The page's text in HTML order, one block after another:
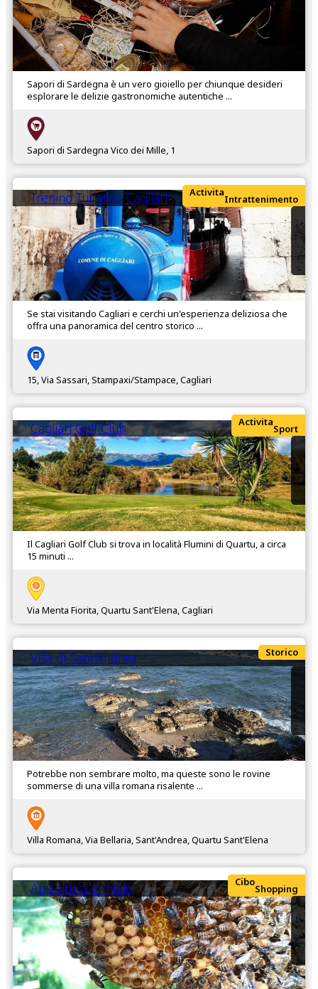
Sapori di Sardegna è un vero gioiello per chiunque desideri
esplorare le delizie gastronomiche autentiche ...
Sapori di Sardegna Vico dei Mille, 1
Trenino Turistico Cagliari
Se stai visitando Cagliari e cerchi un'esperienza deliziosa che
offra una panoramica del centro storico ...
15, Via Sassari, Stampaxi/Stampace, Cagliari
Activita
Intrattenimento
Cagliari Golf Club
Il Cagliari Golf Club si trova in località Flumini di Quartu, a circa
15 minuti ...
Via Menta Fiorita, Quartu Sant'Elena, Cagliari
Activita
Sport
Villa di Sant’Andrea
Potrebbe non sembrare molto, ma queste sono le rovine
sommerse di una villa romana risalente ...
Villa Romana, Via Bellaria, Sant'Andrea, Quartu Sant'Elena
Storico
Apicoltura e miele Cibo
Shopping